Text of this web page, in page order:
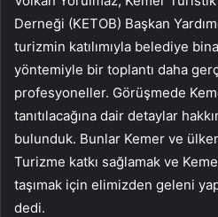
Derneği (KETOB) Başkan
turizmin katılımıyla belediye
yöntemiyle bir toplantı daha
profesyoneller. Görüşmede
tanıtılacağına dair detaylar
bulunduk. Bunlar Kemer ve
Turizme katkı sağlamak ve
taşımak için elimizden geleni
dedi.